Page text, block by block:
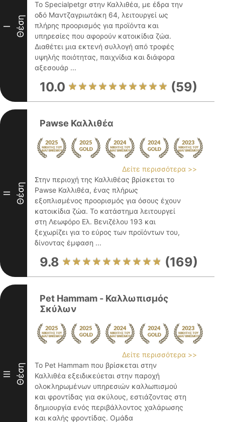
I Θέση
Το Specialpetgr στην Καλλιθέα, με έδρα την
οδό Μαντζαγριωτάκη 64, λειτουργεί ως
πλήρης προορισμός για προϊόντα και
υπηρεσίες που αφορούν κατοικίδια ζώα.
Διαθέτει μια εκτενή συλλογή από τροφές
υψηλής ποιότητας, παιχνίδια και διάφορα
αξεσουάρ ...
10.0 (59)
II Θέση
Pawse Καλλιθέα
Δείτε περισσότερα >>
Στην περιοχή της Καλλιθέας βρίσκεται το
Pawse Καλλιθέα, ένας πλήρως
εξοπλισμένος προορισμός για όσους έχουν
κατοικίδια ζώα. Το κατάστημα λειτουργεί
στη Λεωφόρο Ελ. Βενιζέλου 193 και
ξεχωρίζει για το εύρος των προϊόντων του,
δίνοντας έμφαση ...
9.8 (169)
III Θέση
Pet Hammam - Καλλωπισμός
Σκύλων
Δείτε περισσότερα >>
Το Pet Hammam που βρίσκεται στην
Καλλιθέα εξειδικεύεται στην παροχή
ολοκληρωμένων υπηρεσιών καλλωπισμού
και φροντίδας για σκύλους, εστιάζοντας στη
δημιουργία ενός περιβάλλοντος χαλάρωσης
και καλής φροντίδας. Ομάδα